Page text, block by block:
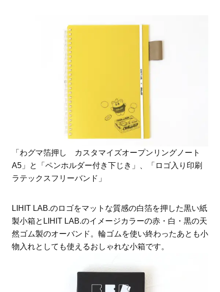
「わグマ箔押し カスタマイズオープンリングノート
A5」と「ペンホルダー付き下じき」、「ロゴ入り印刷
ラテックスフリーバンド」
LIHIT LAB.のロゴをマットな質感の白箔を押した黒い紙
製小箱とLIHIT LAB.のイメージカラーの赤・白・黒の天
然ゴム製のオーバンド。輪ゴムを使い終わったあとも小
物入れとしても使えるおしゃれな小箱です。